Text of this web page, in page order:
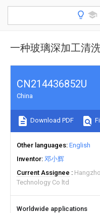
一种玻璃深加工清
CN214436852U
China
Download PDF
Other languages English
Inventor 邓小辉
Current Assignee
Technology Co ltd
Worldwide applications